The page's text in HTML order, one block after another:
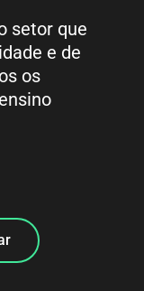
setor que
e de
os